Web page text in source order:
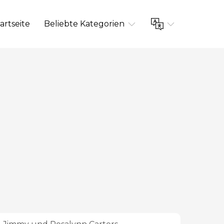
Beliebte Kategorien